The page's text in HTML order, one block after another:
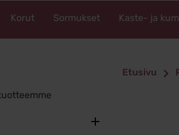
Korut Sormukset Kaste- ja
Etusivu